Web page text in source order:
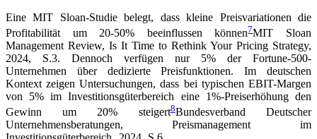
Eine MIT Sloan-Studie belegt, dass kleine Preisvariationen die
Profitabilität um 20-50% beeinflussen können7MIT Sloan
Management Review, Is It Time to Rethink Your Pricing Strategy,
2024, S.3. Dennoch verfügen nur 5% der Fortune-500-
Unternehmen über dedizierte Preisfunktionen. Im deutschen
Kontext zeigen Untersuchungen, dass bei typischen EBIT-Margen
von 5% im Investitionsgüterbereich eine 1%-Preiserhöhung den
Gewinn um 20% steigert8Bundesverband Deutscher
Unternehmensberatungen, Preismanagement im